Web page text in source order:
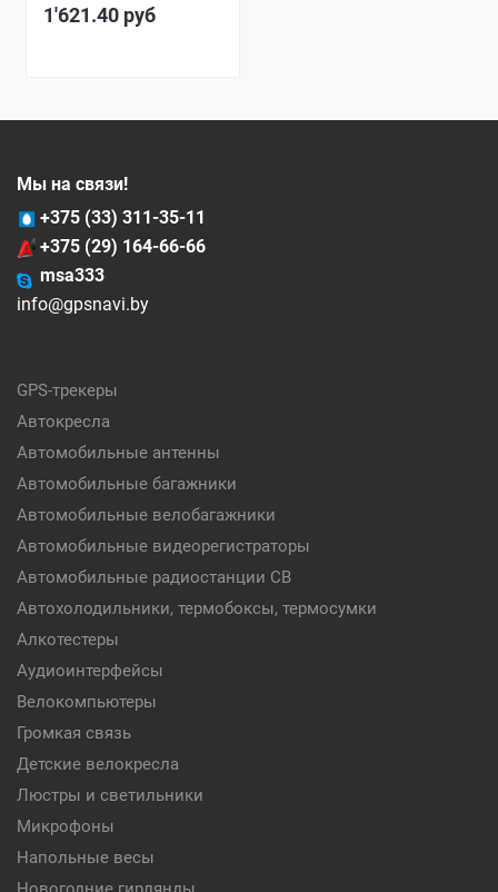
1'621.40 руб
Мы на связи!
+375 (33) 311-35-11
+375 (29) 164-66-66
msa333
info@gpsnavi.by
GPS-трекеры
Автокресла
Автомобильные антенны
Автомобильные багажники
Автомобильные велобагажники
Автомобильные видеорегистраторы
Автомобильные радиостанции CB
Автохолодильники, термобоксы, термосумки
Алкотестеры
Аудиоинтерфейсы
Велокомпьютеры
Громкая связь
Детские велокресла
Люстры и светильники
Микрофоны
Напольные весы